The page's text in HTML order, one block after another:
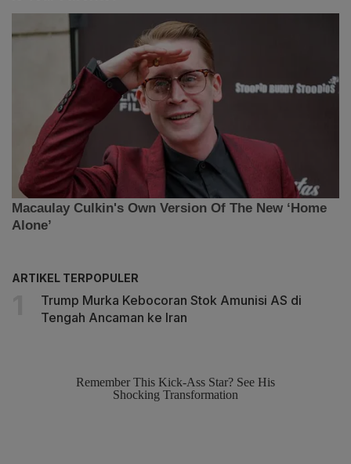
ARTIKEL TERPOPULER
Trump Murka Kebocoran Stok Amunisi AS di
Tengah Ancaman ke Iran